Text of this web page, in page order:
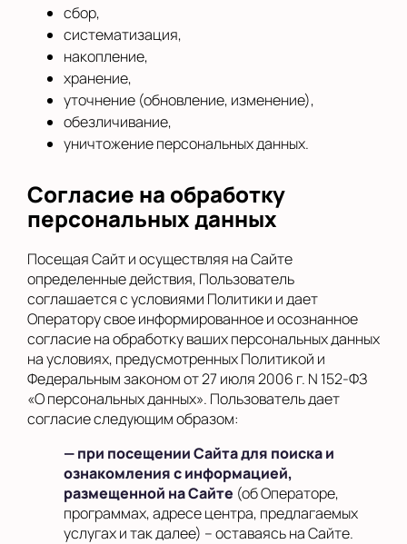
сбор,
систематизация,
накопление,
хранение,
уточнение (обновление, изменение),
обезличивание,
уничтожение персональных данных.
Согласие на обработку
персональных данных
Посещая Сайт и осуществляя на Сайте
определенные действия, Пользователь
соглашается с условиями Политики и дает
Оператору свое информированное и осознанное
согласие на обработку ваших персональных данных
на условиях, предусмотренных Политикой и
Федеральным законом от 27 июля 2006 г. N 152-ФЗ
«О персональных данных». Пользователь дает
согласие следующим образом:
— при посещении Сайта для поиска и
ознакомления с информацией,
размещенной на Сайте (об Операторе,
программах, адресе центра, предлагаемых
услугах и так далее) – оставаясь на Сайте.